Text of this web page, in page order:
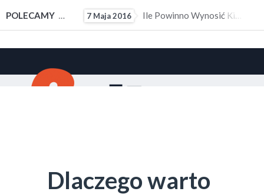
POLECAMY
Doświadczeniem Zawodowym 7 Maja 2016 Ile Powinno Wynosić Kieszonkowe?
Dlaczego warto